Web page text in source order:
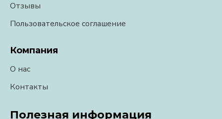
Отзывы
Пользовательское соглашение
Компания
О нас
Контакты
Полезная информация